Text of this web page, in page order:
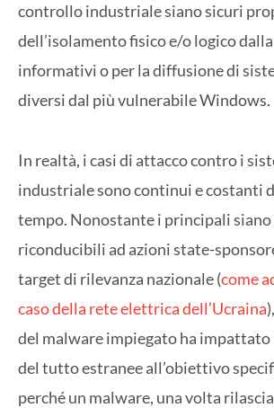
controllo industriale siano sicuri
dell’isolamento fisico e/o logico
informativi o per la diffusione di
diversi dal più vulnerabile Windows.
In realtà, i casi di attacco contro i
industriale sono continui e costanti
tempo. Nonostante i principali
riconducibili ad azioni state-
target di rilevanza nazionale (come
caso della rete elettrica dell’Ucraina
del malware impiegato ha impattato
del tutto estranee all’obiettivo
perché un malware, una volta